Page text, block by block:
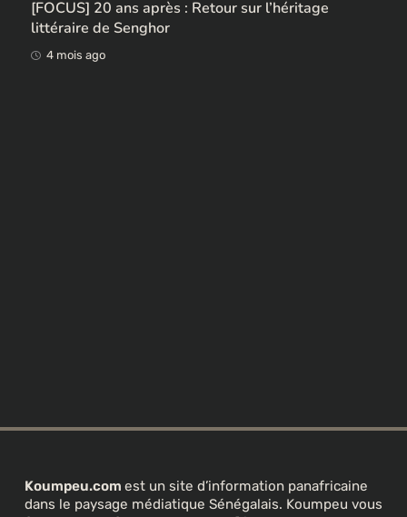
Ces ex-colonisateurs européens qui rendent des
œuvres africaines pillées
Koumpeu.com est un site d’information panafricaine
dans le paysage médiatique Sénégalais. Koumpeu vous